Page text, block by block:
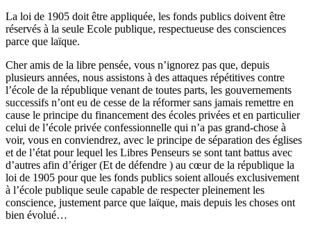
La loi de 1905 doit être appliquée, les fonds publics doivent être
réservés à la seule Ecole publique, respectueuse des consciences
parce que laïque.
Cher amis de la libre pensée, vous n’ignorez pas que, depuis
plusieurs années, nous assistons à des attaques répétitives contre
l’école de la république venant de toutes parts, les gouvernements
successifs n’ont eu de cesse de la réformer sans jamais remettre en
cause le principe du financement des écoles privées et en particulier
celui de l’école privée confessionnelle qui n’a pas grand-chose à
voir, vous en conviendrez, avec le principe de séparation des églises
et de l’état pour lequel les Libres Penseurs se sont tant battus avec
d’autres afin d’ériger (Et de défendre ) au cœur de la république la
loi de 1905 pour que les fonds publics soient alloués exclusivement
à l’école publique seule capable de respecter pleinement les
conscience, justement parce que laïque, mais depuis les choses ont
bien évolué…